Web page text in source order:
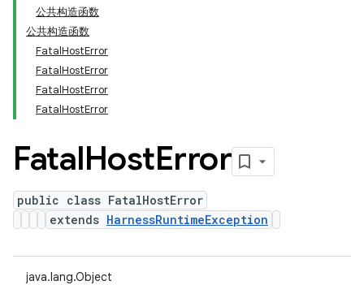
公共构造函数
公共构造函数
FatalHostError
FatalHostError
FatalHostError
FatalHostError
FatalHostError
public class FatalHostError
extends HarnessRuntimeException
java.lang.Object